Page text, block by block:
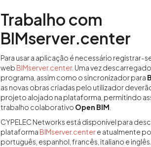
Trabalho com
BIMserver.center
Para usar a aplicação é necessário registrar-
web BIMserver.center. Uma vez
programa, assim como o sincronizador para
as novas obras criadas pelo utilizador
projeto alojado na plataforma, permitindo
trabalho colaborativo Open BIM
CYPELEC Networks está disponível para
plataforma BIMserver.centere atualmente
português, espanhol, francês, italiano e inglês.